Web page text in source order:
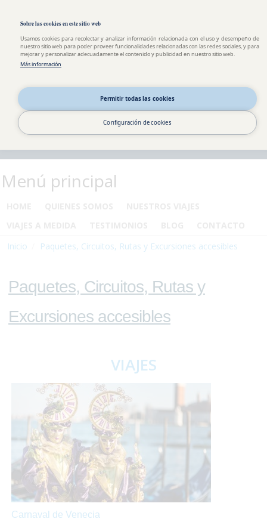
Sobre las cookies en este sitio web
Usamos cookies para recolectar y analizar información relacionada con el uso y desempeño de
nuestro sitio web para poder proveer funcionalidades relacionadas con las redes sociales, y para
mejorar y personalizar adecuadamente el contenido y publicidad en nuestro sitio web.
Más información
Permitir todas las cookies
Configuración de cookies
Menú principal
Inicio
Paquetes, Circuitos, Rutas y Excursiones accesibles
Paquetes, Circuitos, Rutas y
Excursiones accesibles
VIAJES
Carnaval de Venecia